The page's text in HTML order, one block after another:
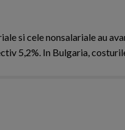
si cele nonsalariale au
5,2%. In Bulgaria,